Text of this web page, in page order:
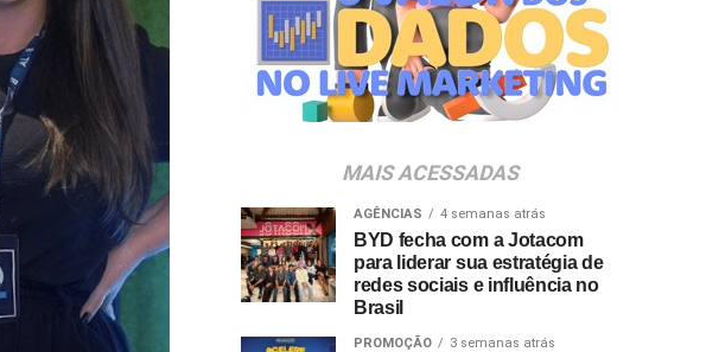
MAIS ACESSADAS
AGÊNCIAS 4 semanas atrás
BYD fecha com a Jotacom
para liderar sua estratégia de
redes sociais e influência no
Brasil
PROMOÇÃO 3 semanas atrás